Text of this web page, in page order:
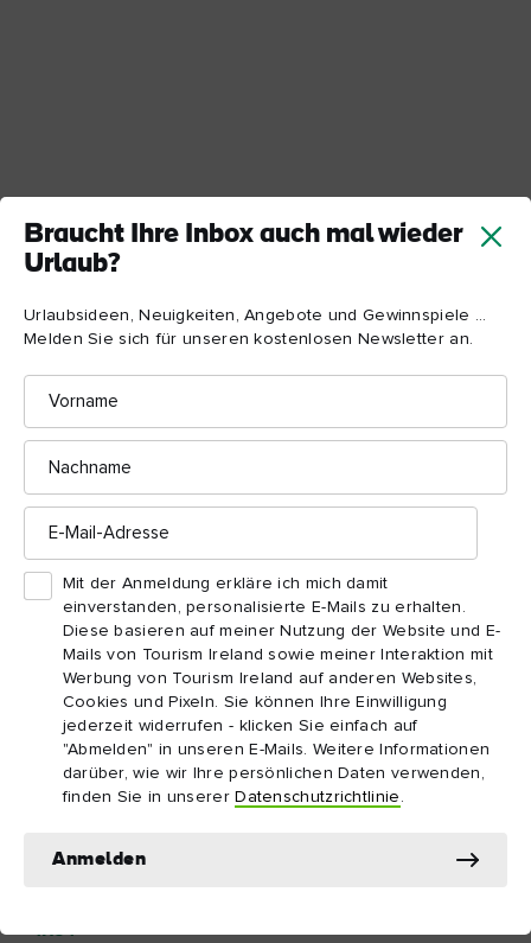
TAG 1
Braucht Ihre Inbox auch mal wieder
Urlaub?
Urlaubsideen, Neuigkeiten, Angebote und Gewinnspiele ...
Melden Sie sich für unseren kostenlosen Newsletter an.
Vorname
Nachname
E-
Mail-
Mit der Anmeldung erkläre ich mich damit
einverstanden, personalisierte E-Mails zu erhalten.
Diese basieren auf meiner Nutzung der Website und E-
Mails von Tourism Ireland sowie meiner Interaktion mit
Werbung von Tourism Ireland auf anderen Websites,
Cookies und Pixeln. Sie können Ihre Einwilligung
jederzeit widerrufen - klicken Sie einfach auf
"Abmelden" in unseren E-Mails. Weitere Informationen
darüber, wie wir Ihre persönlichen Daten verwenden,
finden Sie in unsererDatenschutzrichtlinie
Anmelden